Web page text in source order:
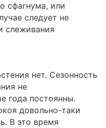
сфагнума, или
следует не
слеживания
нет. Сезонность
не
года постоянны.
довольно-таки
В это время